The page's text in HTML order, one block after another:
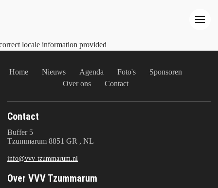
locale information provided
Home Nieuws Agenda Foto's
Sponsoren
Over ons
Contact
Contact
Buffer 5
Tzummarum 8851 GR , NL
info@vvv-tzummarum.nl
Over VVV Tzummarum